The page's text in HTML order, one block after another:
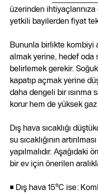
üzerinden
yetkili bayilerden fiyat
Bununla birlikte kombiyi
almak yerine, hedef oda
belirlemek gerekir.
kapatıp açmak yerine
daha dengeli bir ısınma
korur hem de yüksek
Dış hava sıcaklığı
su sıcaklığının
yapılmalıdır. Aşağıdaki
bir ev için önerilen
• Dış hava 15°C ise: